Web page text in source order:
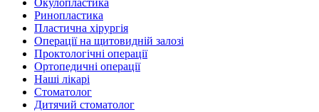
Окулопластика
Ринопластика
Пластична хірургія
Операції на щитовидній залозі
Проктологічні операції
Ортопедичні операції
Наші лікарі
Стоматолог
Дитячий стоматолог